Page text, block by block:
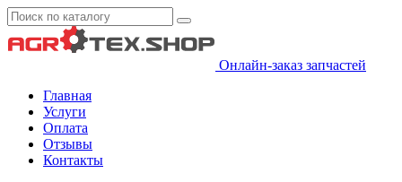
Онлайн-заказ запчастей
Главная
Услуги
Оплата
Отзывы
Контакты